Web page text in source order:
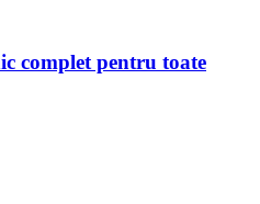
complet pentru toate